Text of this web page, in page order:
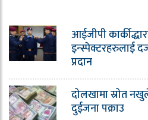
आईजीपी
इन्स्पेक्टरहरुलाई
प्रदान
दोलखामा स्रोत
दुईजना पक्राउ